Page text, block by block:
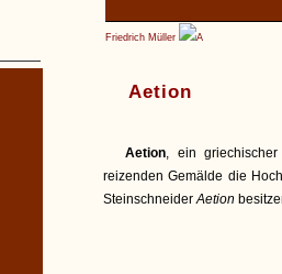
Friedrich Müller A
Aetion
Aetion, ein
reizenden Gemälde die
SteinschneiderAetion